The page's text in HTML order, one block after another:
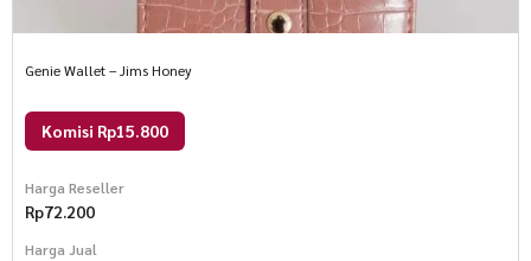
Genie Wallet – Jims Honey
Komisi Rp15.800
Harga Reseller
Rp72.200
Harga Jual